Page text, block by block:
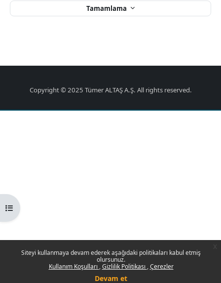
Siteyi kullanmaya devam ederek aşağıdaki politikaları kabul etmiş
olursunuz.
Kullanım Koşulları Gizlilik Politikası Çerezler
Devam et
Kurs dizinini aç
Tamamlama
Copyright © 2025 Tümer ALTAŞ A.Ş. All rights reserved.